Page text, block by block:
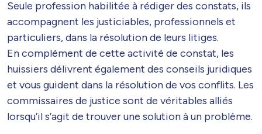
Seule profession habilitée à rédiger des constats, ils
accompagnent les justiciables, professionnels et
particuliers, dans la résolution de leurs litiges.
En complément de cette activité de constat, les
huissiers délivrent également des conseils juridiques
et vous guident dans la résolution de vos conflits. Les
commissaires de justice sont de véritables alliés
lorsqu’il s’agit de trouver une solution à un problème.